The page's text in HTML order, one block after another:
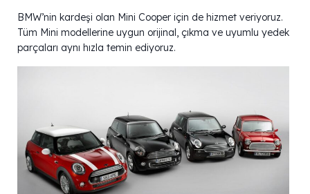
BMW’nin kardeşi olan Mini Cooper için de hizmet veriyoruz.
Tüm Mini modellerine uygun orijinal, çıkma ve uyumlu yedek
parçaları aynı hızla temin ediyoruz.